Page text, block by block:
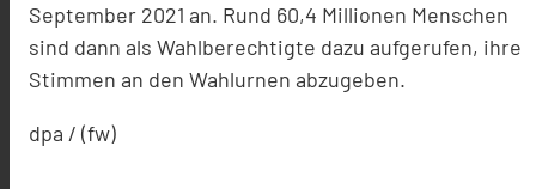
September 2021 an. Rund 60,4 Millionen Menschen
sind dann als Wahlberechtigte dazu aufgerufen, ihre
Stimmen an den Wahlurnen abzugeben.
dpa / (fw)